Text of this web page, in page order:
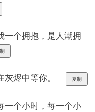
一个拥抱，是人潮拥
烬中等你。 复制
一个小时，每一个小